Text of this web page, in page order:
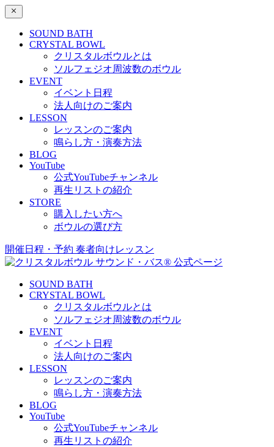
SOUND BATH
CRYSTAL BOWL
クリスタルボウルとは
ソルフェジオ周波数のボウル
EVENT
イベント日程
法人向けのご案内
LESSON
レッスンのご案内
鳴らし方・演奏方法
BLOG
YouTube
公式YouTubeチャンネル
再生リストの紹介
STORE
購入したい方へ
ボウルの選び方
開催日程・予約 奏者向けレッスン
SOUND BATH
CRYSTAL BOWL
クリスタルボウルとは
ソルフェジオ周波数のボウル
EVENT
イベント日程
法人向けのご案内
LESSON
レッスンのご案内
鳴らし方・演奏方法
BLOG
YouTube
公式YouTubeチャンネル
再生リストの紹介